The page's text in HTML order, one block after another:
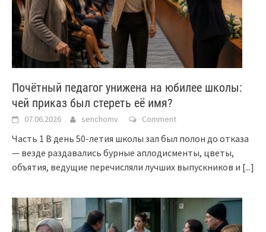
Почётный педагог унижена на юбилее школы:
чей приказ был стереть её имя?
07.06.2026 senchomv Comment
Часть 1 В день 50-летия школы зал был полон до отказа
— везде раздавались бурные аплодисменты, цветы,
объятия, ведущие перечисляли лучших выпускников и [...]